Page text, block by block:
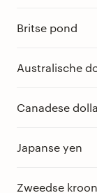
Britse pond
Australische
Canadese
Japanse yen
Zweedse kroon